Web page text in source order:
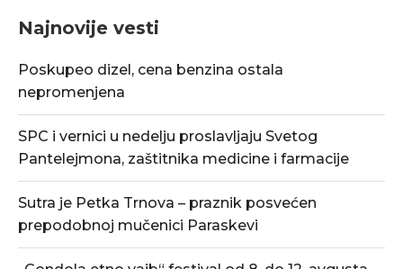
Najnovije vesti
Poskupeo dizel, cena benzina ostala
nepromenjena
SPC i vernici u nedelju proslavljaju Svetog
Pantelejmona, zaštitnika medicine i farmacije
Sutra je Petka Trnova – praznik posvećen
prepodobnoj mučenici Paraskevi